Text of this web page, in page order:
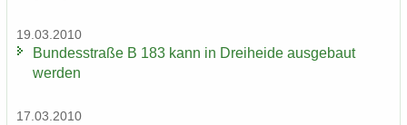
19.03.2010
Bun­des­stra­ße B 183 kann in Drei­hei­de aus­ge­baut
wer­den
17.03.2010